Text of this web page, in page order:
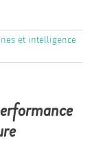
et intelligence